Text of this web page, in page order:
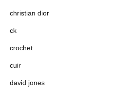
christian dior
ck
crochet
cuir
david jones